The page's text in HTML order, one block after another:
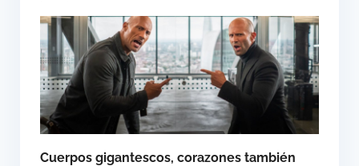
Cuerpos gigantescos, corazones también